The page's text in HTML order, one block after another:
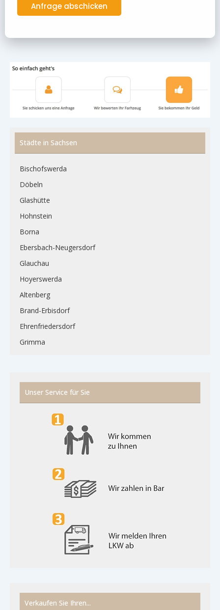
Städte in Sachsen
Bischofswerda
Döbeln
Glashütte
Hohnstein
Borna
Ebersbach-Neugersdorf
Glauchau
Hoyerswerda
Altenberg
Brand-Erbisdorf
Ehrenfriedersdorf
Grimma
Unser Service für Sie
Verkaufen Sie Ihren...